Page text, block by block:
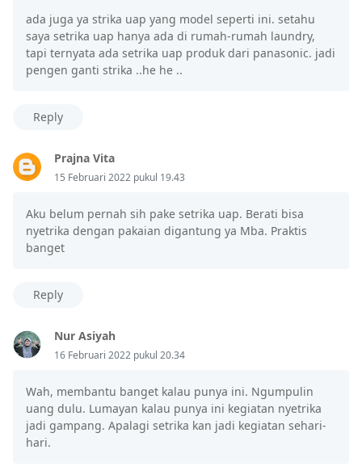
ada juga ya strika uap yang model seperti ini. setahu
saya setrika uap hanya ada di rumah-rumah laundry,
tapi ternyata ada setrika uap produk dari panasonic. jadi
pengen ganti strika ..he he ..
Reply
Prajna Vita
15 Februari 2022 pukul 19.43
Aku belum pernah sih pake setrika uap. Berati bisa
nyetrika dengan pakaian digantung ya Mba. Praktis
banget
Reply
Nur Asiyah
16 Februari 2022 pukul 20.34
Wah, membantu banget kalau punya ini. Ngumpulin
uang dulu. Lumayan kalau punya ini kegiatan nyetrika
jadi gampang. Apalagi setrika kan jadi kegiatan sehari-
hari.